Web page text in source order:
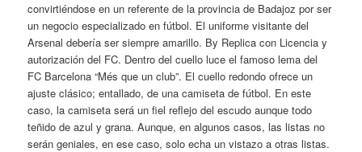
convirtiéndose en un referente de la provincia de Badajoz por ser
un negocio especializado en fútbol. El uniforme visitante del
Arsenal debería ser siempre amarillo. By Replica con Licencia y
autorización del FC. Dentro del cuello luce el famoso lema del
FC Barcelona “Més que un club”. El cuello redondo ofrece un
ajuste clásico; entallado, de una camiseta de fútbol. En este
caso, la camiseta será un fiel reflejo del escudo aunque todo
teñido de azul y grana. Aunque, en algunos casos, las listas no
serán geniales, en ese caso, solo echa un vistazo a otras listas.